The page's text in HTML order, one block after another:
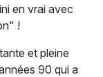
en vrai avec
!
et pleine
90 qui a